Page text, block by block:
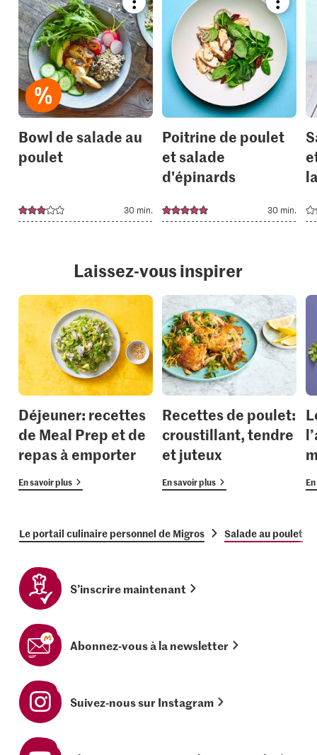
Bookmark
recipe
or
add
it
to
your
collections.
Bowl de salade au
poulet
30 min.
recipe
or
add
your
Poitrine de poulet
et salade
d'épinards
30 min.
Laissez-vous inspirer
Déjeuner: recettes
de Meal Prep et de
repas à emporter
En savoir plus
Recettes de poulet:
croustillant, tendre
et juteux
En savoir plus
Le portail culinaire personnel de Migros Salade au poulet
S’inscrire maintenant
Abonnez-vous à la newsletter
Suivez-nous sur Instagram